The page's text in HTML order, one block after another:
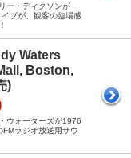
ー・ディクソンが
ブが、観客の臨場感
Waters
Boston,
)
ウォーターズが1976
ラジオ放送用サウ